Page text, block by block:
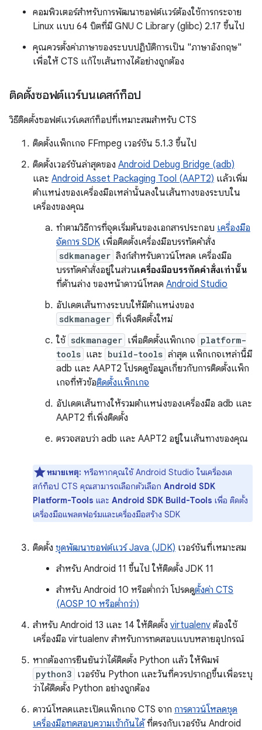
คอมพิวเตอร์สำหรับการพัฒนาซอฟต์แวร์ต้องใช้การกระจาย
Linux แบบ 64 บิตที่มี GNU C Library (glibc) 2.17 ขึ้นไป
คุณควรตั้งค่าภาษาของระบบปฏิบัติการเป็น "ภาษาอังกฤษ"
เพื่อให้ CTS แก้ไขเส้นทางได้อย่างถูกต้อง
ติดตั้งซอฟต์แวร์บนเดสก์ท็อป
วิธีติดตั้งซอฟต์แวร์เดสก์ท็อปที่เหมาะสมสำหรับ CTS
ติดตั้งแพ็กเกจ FFmpeg เวอร์ชัน 5.1.3 ขึ้นไป
ติดตั้งเวอร์ชันล่าสุดของ Android Debug Bridge (adb)
และ Android Asset Packaging Tool (AAPT2) แล้วเพิ่ม
ตำแหน่งของเครื่องมือเหล่านั้นลงในเส้นทางของระบบใน
เครื่องของคุณ
ทำตามวิธีการที่จุดเริ่มต้นของเอกสารประกอบ เครื่องมือ
จัดการ SDK เพื่อติดตั้งเครื่องมือบรรทัดคำสั่ง
sdkmanager ลิงก์สำหรับดาวน์โหลด เครื่องมือ
บรรทัดคำสั่งอยู่ในส่วนเครื่องมือบรรทัดคำสั่งเท่านั้น
ที่ด้านล่าง ของหน้าดาวน์โหลด Android Studio
อัปเดตเส้นทางระบบให้มีตำแหน่งของ
sdkmanager ที่เพิ่งติดตั้งใหม่
ใช้ sdkmanager เพื่อติดตั้งแพ็กเกจ platform-
tools และ build-tools ล่าสุด แพ็กเกจเหล่านี้มี
adb และ AAPT2 โปรดดูข้อมูลเกี่ยวกับการติดตั้งแพ็ก
เกจที่หัวข้อติดตั้งแพ็กเกจ
อัปเดตเส้นทางให้รวมตำแหน่งของเครื่องมือ adb และ
AAPT2 ที่เพิ่งติดตั้ง
ตรวจสอบว่า adb และ AAPT2 อยู่ในเส้นทางของคุณ
หมายเหตุ: หรือหากคุณใช้ Android Studio ในเครื่องเด
สก์ท็อป CTS คุณสามารถเลือกตัวเลือก Android SDK
Platform-Tools และ Android SDK Build-Tools เพื่อ ติดตั้ง
เครื่องมือแพลตฟอร์มและเครื่องมือสร้าง SDK
ติดตั้ง ชุดพัฒนาซอฟต์แวร์ Java (JDK) เวอร์ชันที่เหมาะสม
สำหรับ Android 11 ขึ้นไป ให้ติดตั้ง JDK 11
สำหรับ Android 10 หรือต่ำกว่า โปรดดูตั้งค่า CTS
(AOSP 10 หรือต่ำกว่า)
สำหรับ Android 13 และ 14 ให้ติดตั้ง virtualenv ต้องใช้
เครื่องมือ virtualenv สำหรับการทดสอบแบบหลายอุปกรณ์
หากต้องการยืนยันว่าได้ติดตั้ง Python แล้ว ให้พิมพ์
python3 เวอร์ชัน Python และวันที่ควรปรากฏขึ้นเพื่อระบุ
ว่าได้ติดตั้ง Python อย่างถูกต้อง
ดาวน์โหลดและเปิดแพ็กเกจ CTS จาก การดาวน์โหลดชุด
เครื่องมือทดสอบความเข้ากันได้ที่ตรงกับเวอร์ชัน Android